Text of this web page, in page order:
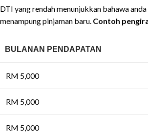
DTI yang rendah menunjukkan bahawa
menampung pinjaman baru. Contoh
BULANAN PENDAPATAN
RM 5,000
RM 5,000
RM 5,000